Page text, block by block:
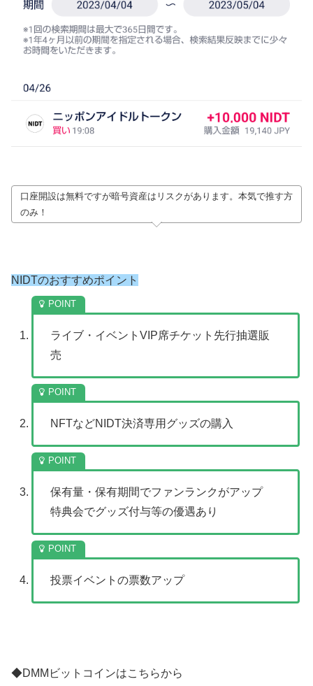
口座開設は無料ですが暗号資産はリスクがあります。本気で推す方
のみ！
NIDTのおすすめポイント
ライブ・イベントVIP席チケット先行抽選販
売
NFTなどNIDT決済専用グッズの購入
保有量・保有期間でファンランクがアップ
特典会でグッズ付与等の優遇あり
投票イベントの票数アップ
◆DMMビットコインはこちらから